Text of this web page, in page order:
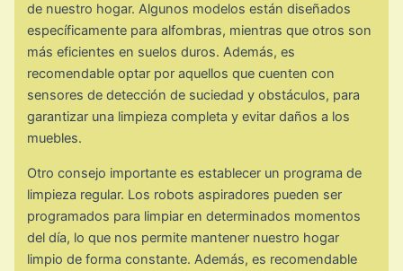
de nuestro hogar. Algunos modelos están diseñados
específicamente para alfombras, mientras que otros son
más eficientes en suelos duros. Además, es
recomendable optar por aquellos que cuenten con
sensores de detección de suciedad y obstáculos, para
garantizar una limpieza completa y evitar daños a los
muebles.
Otro consejo importante es establecer un programa de
limpieza regular. Los robots aspiradores pueden ser
programados para limpiar en determinados momentos
del día, lo que nos permite mantener nuestro hogar
limpio de forma constante. Además, es recomendable